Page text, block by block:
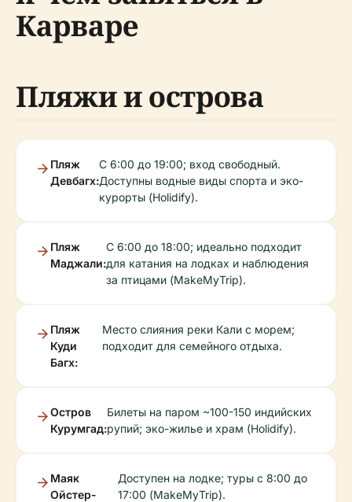
Карваре
Пляжи и острова
Пляж
Девбагх:
С 6:00 до 19:00; вход свободный.
Доступны водные виды спорта и эко-
курорты (Holidify).
Пляж
Маджали:
С 6:00 до 18:00; идеально подходит
для катания на лодках и наблюдения
за птицами (MakeMyTrip).
Пляж
Куди
Багх:
Место слияния реки Кали с морем;
подходит для семейного отдыха.
Остров
Курумгад:
Билеты на паром ~100-150 индийских
рупий; эко-жилье и храм (Holidify).
Маяк
Ойстер-
Доступен на лодке; туры с 8:00 до
17:00 (MakeMyTrip).